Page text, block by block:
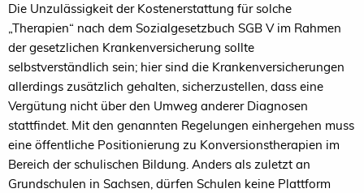
Die Unzulässigkeit der Kostenerstattung für solche
„Therapien“ nach dem Sozialgesetzbuch SGB V im Rahmen
der gesetzlichen Krankenversicherung sollte
selbstverständlich sein; hier sind die Krankenversicherungen
allerdings zusätzlich gehalten, sicherzustellen, dass eine
Vergütung nicht über den Umweg anderer Diagnosen
stattfindet. Mit den genannten Regelungen einhergehen muss
eine öffentliche Positionierung zu Konversionstherapien im
Bereich der schulischen Bildung. Anders als zuletzt an
Grundschulen in Sachsen, dürfen Schulen keine Plattform